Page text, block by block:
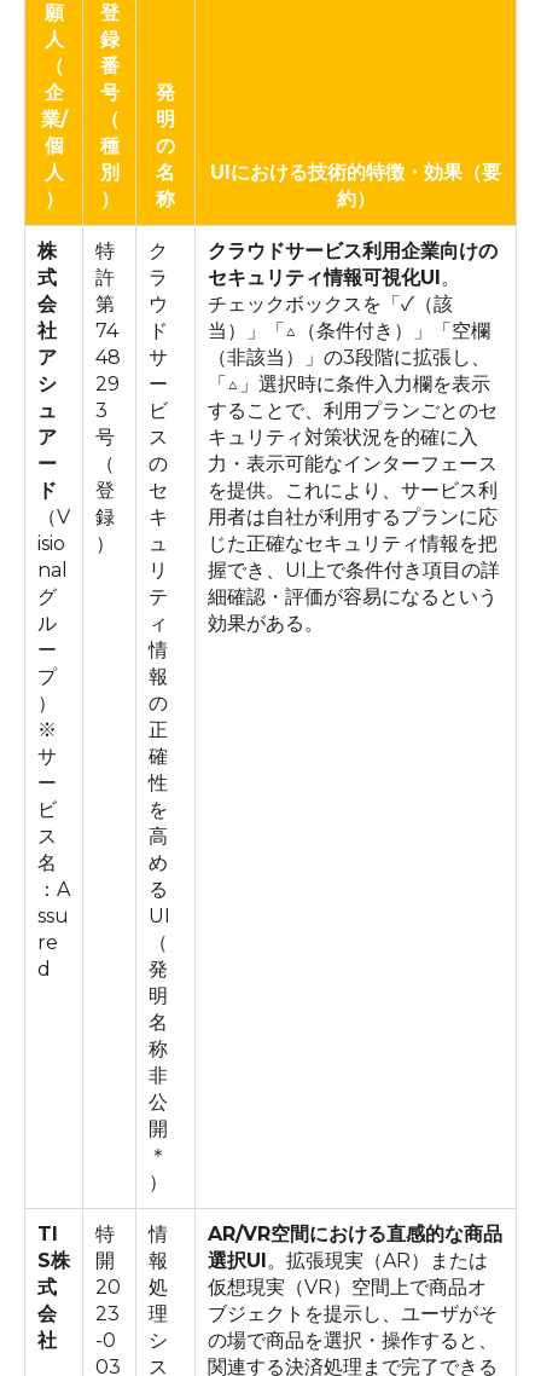
願
人
（
企
業/
個
人
）
登
録
番
号
（
種
別
）
発
明
の
名
称
UIにおける技術的特徴・効果（要
約）
株
式
会
社
ア
シ
ュ
ア
ー
ド
（V
isio
nal
グ
ル
ー
プ
）
※
サ
ー
ビ
ス
名
：A
ssu
re
d
特
許
第
74
48
29
3
号
（
登
録
）
ク
ラ
ウ
ド
サ
ー
ビ
ス
の
セ
キ
ュ
リ
テ
ィ
情
報
の
正
確
性
を
高
め
る
UI
（
発
明
名
称
非
公
開
＊
）
クラウドサービス利用企業向けの
セキュリティ情報可視化UI 。
チェックボックスを「✓（該
当）」「△（条件付き）」「空欄
（非該当）」の3段階に拡張し、
「△」選択時に条件入力欄を表示
することで、利用プランごとのセ
キュリティ対策状況を的確に入
力・表示可能なインターフェース
を提供。これにより、サービス利
用者は自社が利用するプランに応
じた正確なセキュリティ情報を把
握でき、UI上で条件付き項目の詳
細確認・評価が容易になるという
効果がある。
TI
S株
式
会
社
特
開
20
23
-0
03
情
報
処
理
シ
ス
AR/VR空間における直感的な商品
選択UI 。拡張現実（AR）または
仮想現実（VR）空間上で商品オ
ブジェクトを提示し、ユーザがそ
の場で商品を選択・操作すると、
関連する決済処理まで完了できる